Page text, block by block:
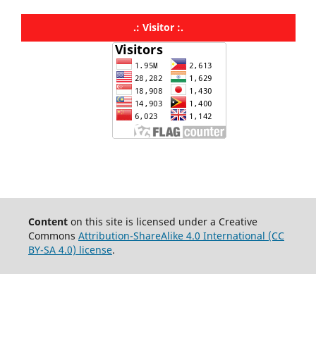
.: Visitor :.
Contenton this site is licensed under a Creative
Commons Attribution-ShareAlike 4.0 International (CC
BY-SA 4.0) license.